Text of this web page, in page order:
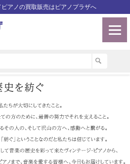
アノの買取販売はピアノプラザへ